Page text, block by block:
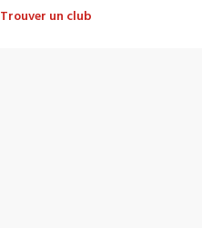
Trouver un club